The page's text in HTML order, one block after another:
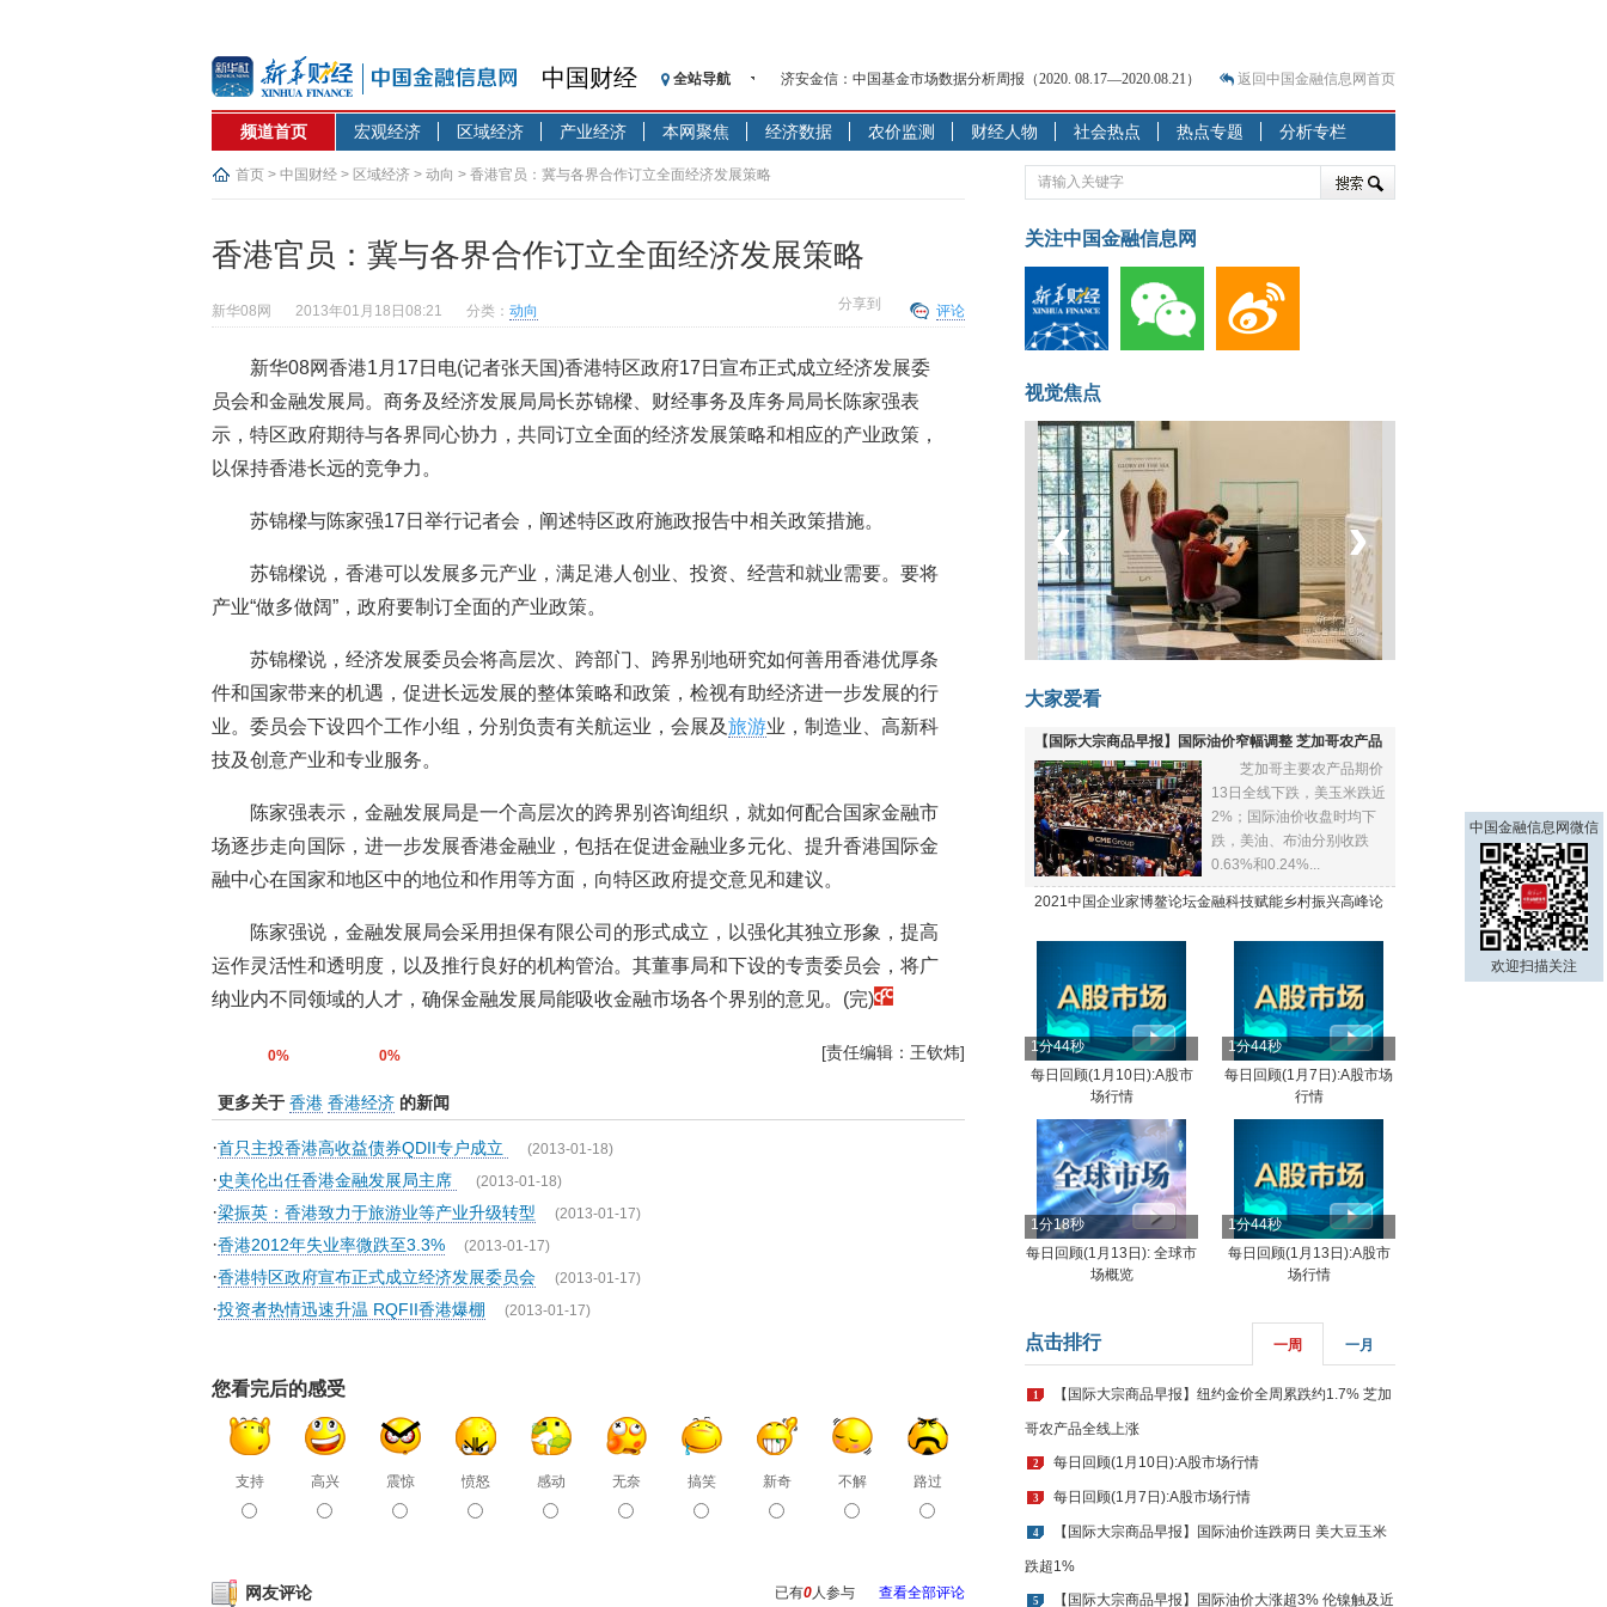
中国财经 全站导航
济安金信：中国基金市场数据分析周报（2020. 08.17—2020.08.21）
【见·闻】疫情下，新加坡旅游业步履维艰
记者手记：疫情下的香港零售业如何浴火重生？
【见·闻】疫情下一家香港传统零售商的转型突围之旅
济安金信：中国基金市场数据分析周报（2020. 07.27—2020.07.31）
【新华财经调查】同业存单、结构性存款玩起“跷跷板” 结构性失衡藏
在“隐秘的角落”
央行公开市场净投放300亿元 短端资金利率明显下行
基本面及股市双轮冲击 债市回调十年期债表现最弱
沥青期货连续两日涨逾3% 沪银及两粕涨势喜人
恒生聚源：北斗收官之星发射成功，全产业链解析
返回中国金融信息网首页
频道首页 宏观经济 区域经济 产业经济 本网聚焦 经济数据 农价监测 财经人物 社会热点 热点专题 分析专栏
首页 > 中国财经 > 区域经济 > 动向 > 香港官员：冀与各界合作订立全面经济发展策略
香港官员：冀与各界合作订立全面经济发展策略
评论
分享到
新华08网 2013年01月18日08:21 分类： 动向
新华08网香港1月17日电(记者张天国)香港特区政府17日宣布正式成立经济发展委
员会和金融发展局。商务及经济发展局局长苏锦樑、财经事务及库务局局长陈家强表
示，特区政府期待与各界同心协力，共同订立全面的经济发展策略和相应的产业政策，
以保持香港长远的竞争力。
苏锦樑与陈家强17日举行记者会，阐述特区政府施政报告中相关政策措施。
苏锦樑说，香港可以发展多元产业，满足港人创业、投资、经营和就业需要。要将
产业“做多做阔”，政府要制订全面的产业政策。
苏锦樑说，经济发展委员会将高层次、跨部门、跨界别地研究如何善用香港优厚条
件和国家带来的机遇，促进长远发展的整体策略和政策，检视有助经济进一步发展的行
业。委员会下设四个工作小组，分别负责有关航运业，会展及旅游业，制造业、高新科
技及创意产业和专业服务。
陈家强表示，金融发展局是一个高层次的跨界别咨询组织，就如何配合国家金融市
场逐步走向国际，进一步发展香港金融业，包括在促进金融业多元化、提升香港国际金
融中心在国家和地区中的地位和作用等方面，向特区政府提交意见和建议。
陈家强说，金融发展局会采用担保有限公司的形式成立，以强化其独立形象，提高
运作灵活性和透明度，以及推行良好的机构管治。其董事局和下设的专责委员会，将广
纳业内不同领域的人才，确保金融发展局能吸收金融市场各个界别的意见。(完)
0% 0% [责任编辑：王钦炜]
更多关于 香港 香港经济 的新闻
·首只主投香港高收益债券QDII专户成立 (2013-01-18)
·史美伦出任香港金融发展局主席 (2013-01-18)
·梁振英：香港致力于旅游业等产业升级转型 (2013-01-17)
·香港2012年失业率微跌至3.3% (2013-01-17)
·香港特区政府宣布正式成立经济发展委员会 (2013-01-17)
·投资者热情迅速升温 RQFII香港爆棚 (2013-01-17)
您看完后的感受
支持 高兴 震惊 愤怒 感动 无奈 搞笑 新奇 不解 路过
网友评论 已有0人参与 查看全部评论
关注中国金融信息网
视觉焦点
菲律宾：防疫降级
‹ ›
大家爱看
【国际大宗商品早报】国际油价窄幅调整 芝加哥农产品
全线下跌
芝加哥主要农产品期价
13日全线下跌，美玉米跌近
2%；国际油价收盘时均下
跌，美油、布油分别收跌
0.63%和0.24%...
2021中国企业家博鳌论坛金融科技赋能乡村振兴高峰论
1分44秒
每日回顾(1月10日):A股市
场行情
1分44秒
每日回顾(1月7日):A股市场
行情
1分18秒
每日回顾(1月13日): 全球市
场概览
1分44秒
每日回顾(1月13日):A股市
场行情
点击排行 一周 一月
1 【国际大宗商品早报】纽约金价全周累跌约1.7% 芝加
哥农产品全线上涨
2 每日回顾(1月10日):A股市场行情
3 每日回顾(1月7日):A股市场行情
4 【国际大宗商品早报】国际油价连跌两日 美大豆玉米
跌超1%
5 【国际大宗商品早报】国际油价大涨超3% 伦镍触及近
中国金融信息网微信
欢迎扫描关注